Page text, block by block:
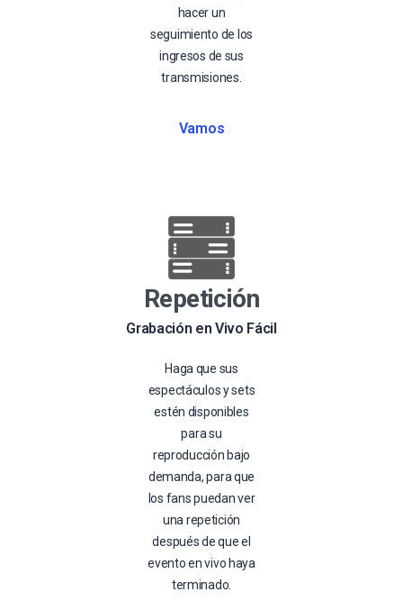
hacer un
seguimiento de los
ingresos de sus
transmisiones.
Vamos
Repetición
Grabación en Vivo Fácil
Haga que sus
espectáculos y sets
estén disponibles
para su
reproducción bajo
demanda, para que
los fans puedan ver
una repetición
después de que el
evento en vivo haya
terminado.